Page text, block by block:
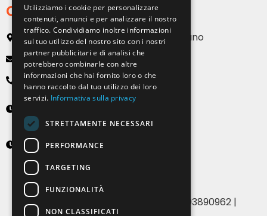
Contatti
Via Emilia, 13 20090 Buccinasco – Milano
info@solartendemilano.it
+ 39 0239 931 187
Lunedì-Venerdì
8:30 - 12:30 e 14:00 - 18:00
Sabato
9:00 - 12:00 (solo su appuntamento)
© 2024 Solartende SRL | P.IVA 07393890962 |
Utilizziamo i cookie per personalizzare
contenuti, annunci e per analizzare il nostro
traffico. Condividiamo inoltre informazioni
sul tuo utilizzo del nostro sito con i nostri
partner pubblicitari e di analisi che
potrebbero combinarle con altre
informazioni che hai fornito loro o che
hanno raccolto dal tuo utilizzo dei loro
servizi. Informativa sulla privacy
STRETTAMENTE NECESSARI
PERFORMANCE
TARGETING
FUNZIONALITÀ
NON CLASSIFICATI